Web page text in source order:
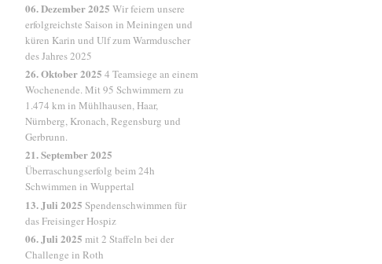
06. Dezember 2025 Wir feiern unsere
erfolgreichste Saison in Meiningen und
küren Karin und Ulf zum Warmduscher
des Jahres 2025
26. Oktober 2025 4 Teamsiege an einem
Wochenende. Mit 95 Schwimmern zu
1.474 km in Mühlhausen, Haar,
Nürnberg, Kronach, Regensburg und
Gerbrunn.
21. September 2025
Überraschungserfolg beim 24h
Schwimmen in Wuppertal
13. Juli 2025 Spendenschwimmen für
das Freisinger Hospiz
06. Juli 2025 mit 2 Staffeln bei der
Challenge in Roth